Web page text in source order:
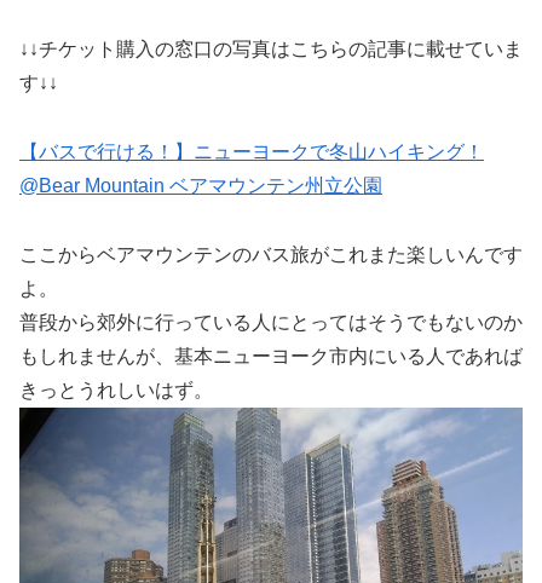
↓↓チケット購入の窓口の写真はこちらの記事に載せていま
す↓↓
【バスで行ける！】ニューヨークで冬山ハイキング！
@Bear Mountain ベアマウンテン州立公園
ここからベアマウンテンのバス旅がこれまた楽しいんです
よ。
普段から郊外に行っている人にとってはそうでもないのか
もしれませんが、基本ニューヨーク市内にいる人であれば
きっとうれしいはず。